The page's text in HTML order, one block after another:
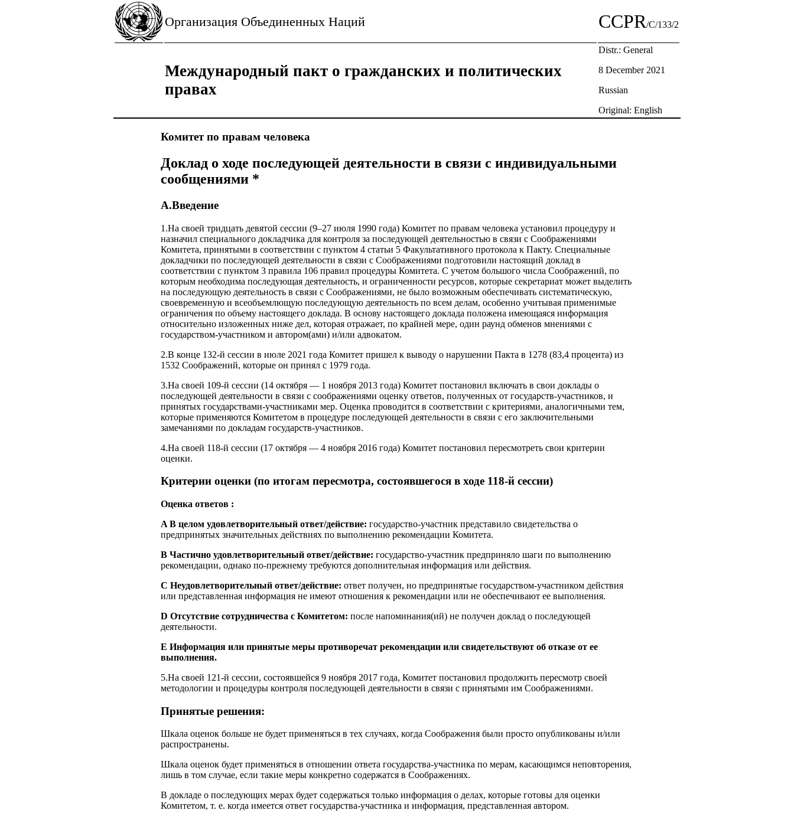
Организация Объединенных Наций CCPR/C/133/2
Международный пакт о гражданских и политических
правах
Distr.: General
8 December 2021
Russian
Original: English
Комитет по правам человека
Доклад о ходе последующей деятельности в связи с индивидуальными
сообщениями *
A.Введение
1.На своей тридцать девятой сессии (9–27 июля 1990 года) Комитет по правам человека установил процедуру и
назначил специального докладчика для контроля за последующей деятельностью в связи с Соображениями
Комитета, принятыми в соответствии с пунктом 4 статьи 5 Факультативного протокола к Пакту. Специальные
докладчики по последующей деятельности в связи с Соображениями подготовили настоящий доклад в
соответствии с пунктом 3 правила 106 правил процедуры Комитета. С учетом большого числа Соображений, по
которым необходима последующая деятельность, и ограниченности ресурсов, которые секретариат может выделить
на последующую деятельность в связи с Соображениями, не было возможным обеспечивать систематическую,
своевременную и всеобъемлющую последующую деятельность по всем делам, особенно учитывая применимые
ограничения по объему настоящего доклада. В основу настоящего доклада положена имеющаяся информация
относительно изложенных ниже дел, которая отражает, по крайней мере, один раунд обменов мнениями с
государством-участником и автором(ами) и/или адвокатом.
2.В конце 132-й сессии в июле 2021 года Комитет пришел к выводу о нарушении Пакта в 1278 (83,4 процента) из
1532 Cоображений, которые он принял с 1979 года.
3.На своей 109-й сессии (14 октября — 1 ноября 2013 года) Комитет постановил включать в свои доклады о
последующей деятельности в связи с соображениями оценку ответов, полученных от государств-участников, и
принятых государствами-участниками мер. Оценка проводится в соответствии с критериями, аналогичными тем,
которые применяются Комитетом в процедуре последующей деятельности в связи с его заключительными
замечаниями по докладам государств-участников.
4.На своей 118-й сессии (17 октября — 4 ноября 2016 года) Комитет постановил пересмотреть свои критерии
оценки.
Критерии оценки (по итогам пересмотра, состоявшегося в ходе 118-й сессии)
Оценка ответов :
A В целом удовлетворительный ответ/действие: государство-участник представило свидетельства о
предпринятых значительных действиях по выполнению рекомендации Комитета.
B Частично удовлетворительный ответ/действие: государство-участник предприняло шаги по выполнению
рекомендации, однако по-прежнему требуются дополнительная информация или действия.
C Неудовлетворительный ответ/действие: ответ получен, но предпринятые государством-участником действия
или представленная информация не имеют отношения к рекомендации или не обеспечивают ее выполнения.
D Отсутствие сотрудничества с Комитетом: после напоминания(ий) не получен доклад о последующей
деятельности.
E Информация или принятые меры противоречат рекомендации или свидетельствуют об отказе от ее
выполнения.
5.На своей 121-й сессии, состоявшейся 9 ноября 2017 года, Комитет постановил продолжить пересмотр своей
методологии и процедуры контроля последующей деятельности в связи с принятыми им Cоображениями.
Принятые решения:
Шкала оценок больше не будет применяться в тех случаях, когда Cоображения были просто опубликованы и/или
распространены.
Шкала оценок будет применяться в отношении ответа государства-участника по мерам, касающимся неповторения,
лишь в том случае, если такие меры конкретно содержатся в Cоображениях.
В докладе о последующих мерах будет содержаться только информация о делах, которые готовы для оценки
Комитетом, т. е. когда имеется ответ государства-участника и информация, представленная автором.